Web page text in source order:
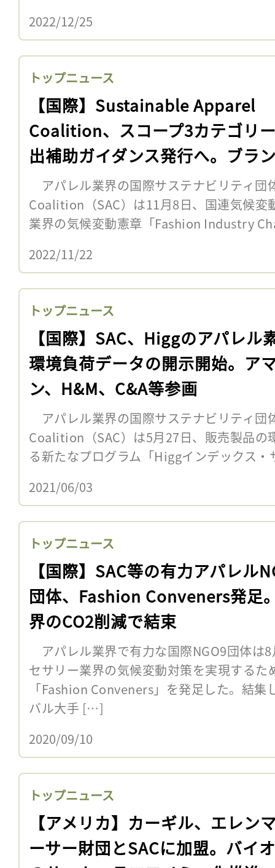
2022/12/25
トップニュース
【国際】Sustainable Apparel
Coalition、スコープ3カテゴリ
出補助ガイダンス発行へ。ブラ
業向け
アパレル業界の国際サステナビリティ
Coalition（SAC）は11月8日、国連気候変
業界の気候変動憲章「Fashion Industry
2022/11/22
トップニュース
【国際】SAC、Higgのアパレル
環境負荷データの開示開始。ア
ン、H&M、C&A等参画
アパレル業界の国際サステナビリティ
Coalition（SAC）は5月27日、販売製品の
る新たなプログラム「Higgインデックス
2021/06/03
トップニュース
【国際】SAC等の有力アパレル
団体、Fashion Conveners発足
界のCO2削減で結束
アパレル業界で有力な国際NGO9団体は
セサリー業界の気候変動対策を実現する
「Fashion Conveners」を発足した。結集
バル大手 […]
2020/09/10
トップニュース
【アメリカ】カーギル、エレン
ーサー財団とSACに加盟。バイ